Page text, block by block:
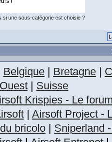
si une sous-catégorie est choisie ?
Belgique| Bretagne|
| Suisse
Krispies - Le
| Airsoft Project -
bricolo| Sniperland